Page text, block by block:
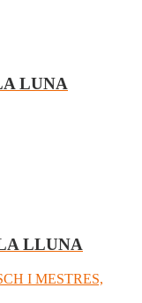
LUNA
LLUNA
I MESTRES,